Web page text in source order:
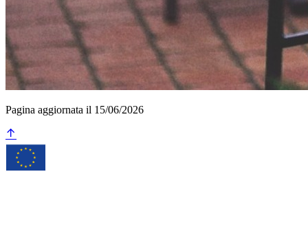
Pagina aggiornata il 15/06/2026